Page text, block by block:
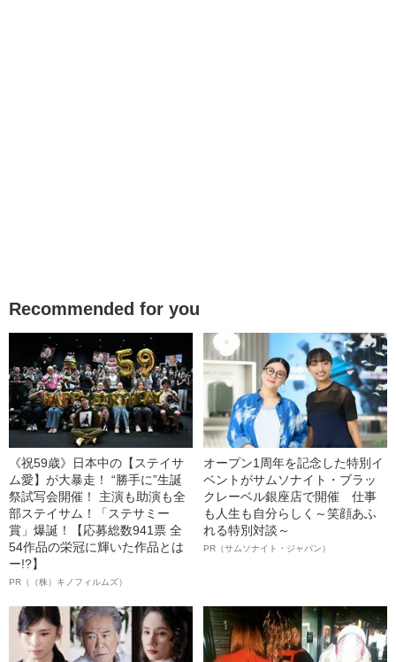
Recommended for you
《祝59歳》日本中の【ステイサ
ム愛】が大暴走！ “勝手に”生誕
祭試写会開催！ 主演も助演も全
部ステイサム！「ステサミー
賞」爆誕！【応募総数941票 全
54作品の栄冠に輝いた作品とは
ー!?】
PR（（株）キノフィルムズ）
オープン1周年を記念した特別イ
ベントがサムソナイト・ブラッ
クレーベル銀座店で開催 仕事
も人生も自分らしく～笑顔あふ
れる特別対談～
PR（サムソナイト・ジャパン）